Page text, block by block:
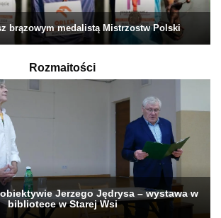
brązowym medalistą Mistrzostw Polski
Rozmaitości
obiektywie Jerzego Jędrysa – wystawa w
bibliotece w Starej Wsi